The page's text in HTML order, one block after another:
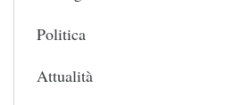
Politica
Attualità